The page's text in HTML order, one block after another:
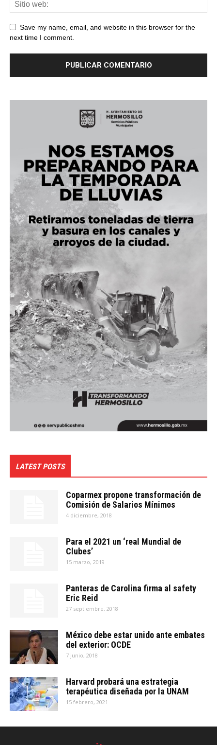
Save my name, email, and website in this browser for the
next time I comment.
LATEST POSTS
Coparmex propone transformación de
Comisión de Salarios Mínimos
4 diciembre, 2018
Para el 2021 un ‘real Mundial de
Clubes’
15 marzo, 2019
Panteras de Carolina firma al safety
Eric Reid
27 septiembre, 2018
México debe estar unido ante embates
del exterior: OCDE
7 junio, 2018
Harvard probará una estrategia
terapéutica diseñada por la UNAM
15 febrero, 2021